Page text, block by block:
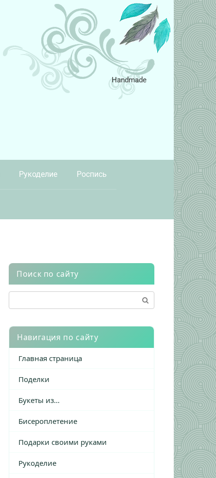
Handmade
Рукоделие Роспись
Поиск по сайту
Навигация по сайту
Главная страница
Поделки
Букеты из…
Бисероплетение
Подарки своими руками
Рукоделие